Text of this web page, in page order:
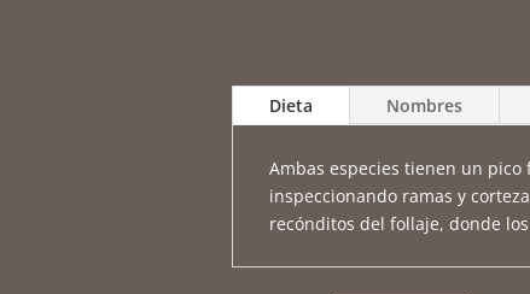
Dieta Nombres
Ambas especies tienen un
inspeccionando ramas y
recónditos del follaje, donde